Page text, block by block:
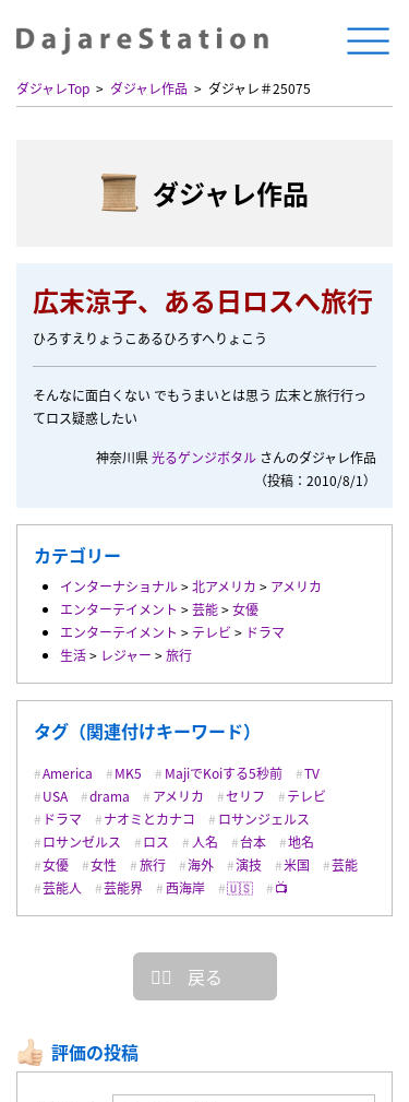
ダジャレTop ダジャレ作品 ダジャレ＃25075
ダジャレ作品
広末涼子、ある日ロスへ旅行
ひろすえりょうこあるひろすへりょこう
そんなに面白くない でもうまいとは思う 広末と旅行行っ
てロス疑惑したい
神奈川県光るゲンジボタル さんのダジャレ作品
（投稿：2010/8/1）
カテゴリー
インターナショナル>北アメリカ > アメリカ
エンターテイメント >芸能>女優
エンターテイメント > テレビ > ドラマ
生活> レジャー >旅行
タグ（関連付けキーワード）
America MK5 MajiでKoiする5秒前
TV
USA
drama アメリカ セリフ
テレビ
ドラマ
ナオミとカナコ
ロサンジェルス
ロサンゼルス
ロス 人名 台本
地名
女優
女性 旅行 海外 演技 米国
芸能
芸能人
芸能界 西海岸 🇺🇸 📺
戻る
評価の投稿